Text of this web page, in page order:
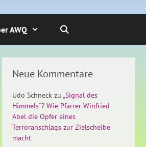
AWQ
Neue Kommentare
Udo Schneck zu „Signal des
Himmels“? Wie Pfarrer Winfried
Abel die Opfer eines
Terroranschlags zur Zielscheibe
macht